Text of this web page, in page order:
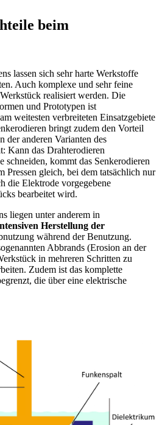
beim
lassen sich sehr harte Werkstoffe
Auch komplexe und sehr feine
realisiert werden. Die
und Prototypen ist
weitesten verbreiteten Einsatzgebiete
bringt zudem den Vorteil
der anderen Varianten des
Kann das Drahterodieren
schneiden, kommt das Senkerodieren
Pressen gleich, bei dem tatsächlich nur
die Elektrode vorgegebene
bearbeitet wird.
liegen unter anderem in
Herstellung der
während der Benutzung.
Abbrands (Erosion an der
in mehreren Schritten zu
Zudem ist das komplette
die über eine elektrische